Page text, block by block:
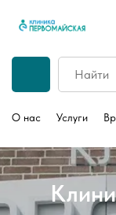
О нас Услуги